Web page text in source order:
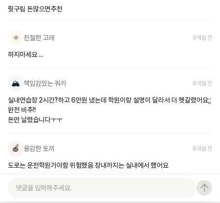
줫구림 돈많으면추천
⭐ 친절한 고래 9개월 전
하지마세요 ...
🏔️ 책임감있는 쿼카 9개월 전
실내연습장 2시간?하고 6만원 냈는데 학원이랑 설명이 달라서 더 헷갈렸어요;;
완전 비추!!
돈만 날렸습니다ㅜㅜ
🍎 용감한 토끼 8개월 전
도로는 운전학원가야함 위험했음 장내까지는 실내에서 했어요